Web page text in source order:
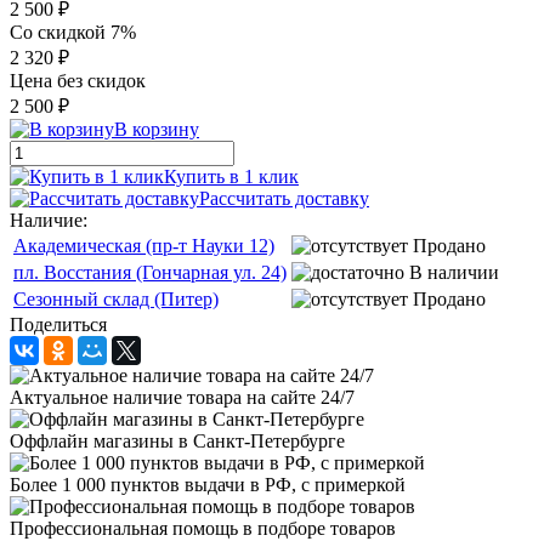
2 500 ₽
Со скидкой 7%
2 320 ₽
Цена без скидок
2 500 ₽
В корзину
Купить в 1 клик
Рассчитать доставку
Наличие:
Академическая (пр-т Науки 12)
Продано
пл. Восстания (Гончарная ул. 24)
В наличии
Сезонный склад (Питер)
Продано
Поделиться
Актуальное наличие товара на сайте 24/7
Оффлайн магазины в Санкт-Петербурге
Более 1 000 пунктов выдачи в РФ, с примеркой
Профессиональная помощь в подборе товаров